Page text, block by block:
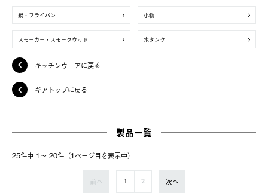
鍋・フライパン 小物
スモーカー・スモークウッド 水タンク
キッチンウェアに戻る
ギアトップに戻る
製品一覧
25件中 1〜 20件（1ページ⽬を表⽰中）
前へ 1 2 次へ